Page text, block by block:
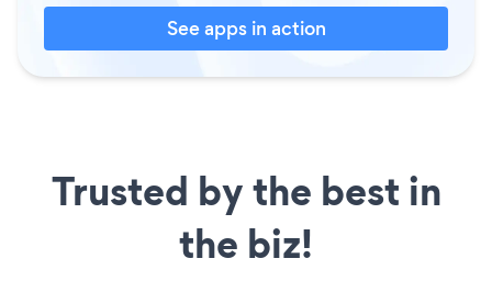
See apps in action
Trusted by the best in
the biz!